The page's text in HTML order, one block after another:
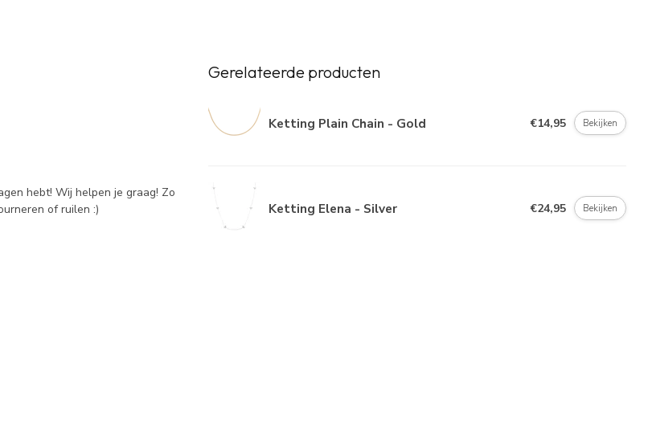
hebt! Wij helpen je graag! Zo
of ruilen :)
Gerelateerde producten
Ketting Plain Chain - Gold €14,95 Bekijken
Ketting Elena - Silver €24,95 Bekijken